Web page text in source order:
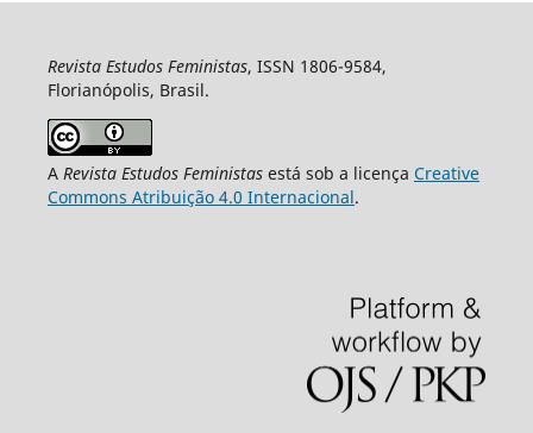
Revista Estudos Feministas, ISSN 1806-9584,
Florianópolis, Brasil.
A Revista Estudos Feministasestá sob a licença Creative
Commons Atribuição 4.0 Internacional.